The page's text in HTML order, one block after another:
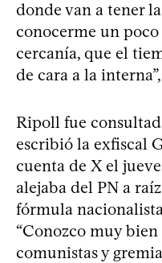
donde van a tener
conocerme un
cercanía, que el
de cara a la
Ripoll fue
escribió la exfiscal
cuenta de X el
alejaba del PN a
fórmula
“Conozco muy bien
comunistas y